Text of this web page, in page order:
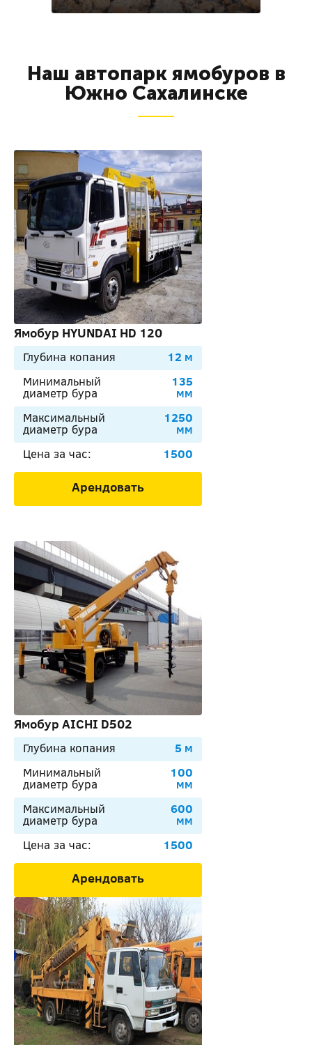
Наш автопарк ямобуров в
Южно Сахалинске
Ямобур HYUNDAI HD 120
Глубина копания
12 м
Минимальный
диаметр бура
135
мм
Максимальный
диаметр бура
1250
мм
Цена за час:
1500
Арендовать
Ямобур AICHI D502
Глубина копания
5 м
Минимальный
диаметр бура
100
мм
Максимальный
диаметр бура
600
мм
Цена за час:
1500
Арендовать